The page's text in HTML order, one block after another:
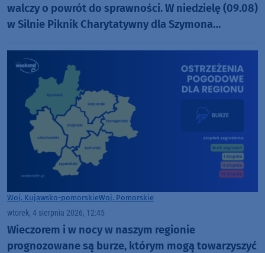
walczy o powrót do sprawności. W niedzielę (09.08)
w Silnie Piknik Charytatywny dla Szymona
Woj. Kujawsko-pomorskieWoj. Pomorskie
wtorek, 4 sierpnia 2026, 12:45
Wieczorem i w nocy w naszym regionie
prognozowane są burze, którym mogą towarzyszyć